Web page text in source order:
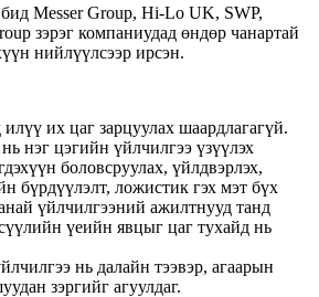
Messer Group, Hi-Lo UK, SWP,
зэрэг компаниудад өндөр чанартай
нийлүүлсээр ирсэн.
илүү их цаг зарцуулах шаардлагагүй.
нэг цэгийн үйлчилгээ үзүүлэх
боловсруулах, үйлдвэрлэх,
бүрдүүлэлт, ложистик гэх мэт бүх
үйлчилгээний ажилтнууд танд
үеийн явцыг цаг тухайд нь
нь далайн тээвэр, агаарын
зэргийг агуулдаг.